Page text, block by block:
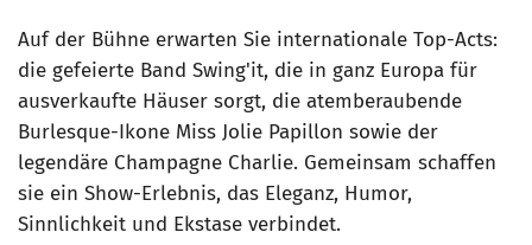
Auf der Bühne erwarten Sie internationale Top-Acts:
die gefeierte Band Swing'it, die in ganz Europa für
ausverkaufte Häuser sorgt, die atemberaubende
Burlesque-Ikone Miss Jolie Papillon sowie der
legendäre Champagne Charlie. Gemeinsam schaffen
sie ein Show-Erlebnis, das Eleganz, Humor,
Sinnlichkeit und Ekstase verbindet.